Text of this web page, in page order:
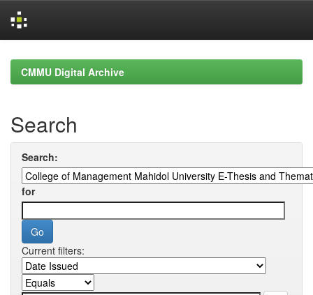
navigationCMMU Digital Archive
Search
Search:
for
Current filters: